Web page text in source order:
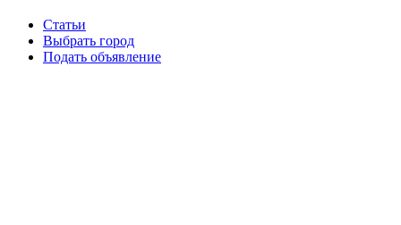
Статьи
Выбрать город
Подать объявление